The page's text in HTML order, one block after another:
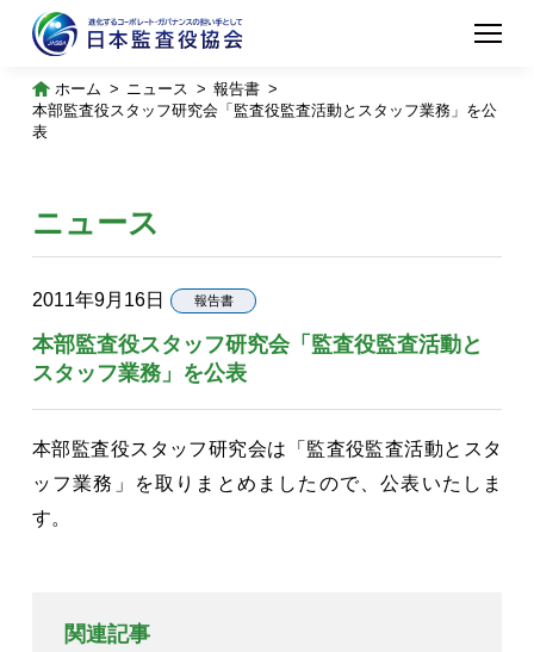
ホーム ニュース
報告書
本部監査役スタッフ研究会「監査役監査活動とスタッフ業務」を公
表
ニュース
2011年9月16日 報告書
本部監査役スタッフ研究会「監査役監査活動と
スタッフ業務」を公表
本部監査役スタッフ研究会は「監査役監査活動とスタ
ッフ業務」を取りまとめましたので、公表いたしま
す。
関連記事